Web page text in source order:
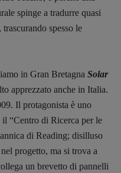
spinge a tradurre quasi
spesso le
in Gran Bretagna Solar
apprezzato anche in Italia.
Il protagonista è uno
“Centro di Ricerca per le
di Reading; disilluso
progetto, ma si trova a
un brevetto di pannelli